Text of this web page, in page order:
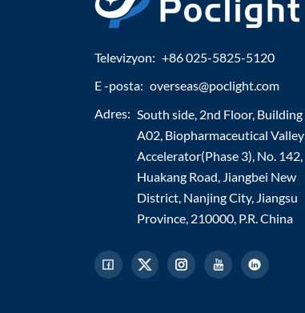
Televizyon: +86 025-5825-5120
E -posta: overseas@poclight.com
Adres: South side, 2nd Floor, Building
A02, Biopharmaceutical Valley
Accelerator(Phase 3), No. 142,
Huakang Road, Jiangbei New
District, Nanjing City, Jiangsu
Province, 210000, P.R. China